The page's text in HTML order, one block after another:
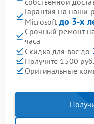
собственной
Гарантия на наши
Microsoft до 3-х
Срочный ремонт
часа
Скидка для вас до
Получите 1500
Оригинальные